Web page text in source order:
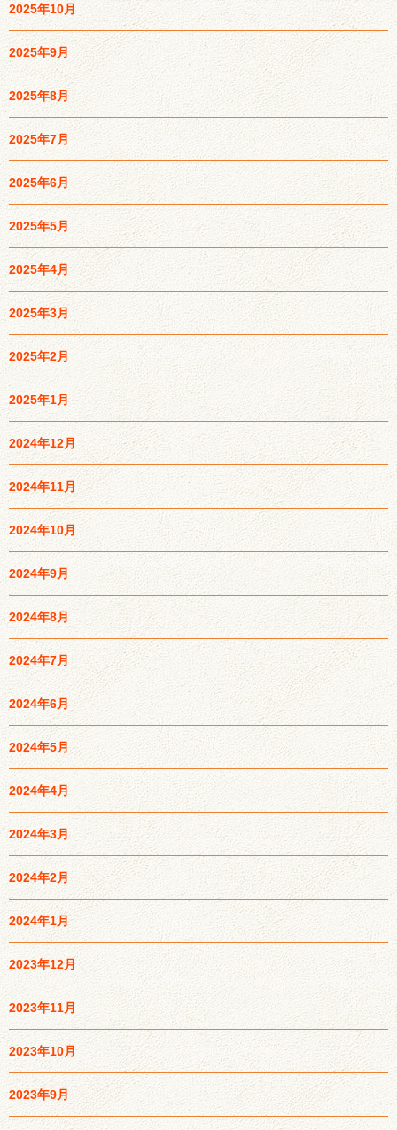
2025年10月
2025年9月
2025年8月
2025年7月
2025年6月
2025年5月
2025年4月
2025年3月
2025年2月
2025年1月
2024年12月
2024年11月
2024年10月
2024年9月
2024年8月
2024年7月
2024年6月
2024年5月
2024年4月
2024年3月
2024年2月
2024年1月
2023年12月
2023年11月
2023年10月
2023年9月